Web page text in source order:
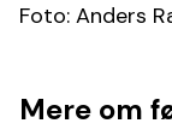
Foto: Anders
Mere om